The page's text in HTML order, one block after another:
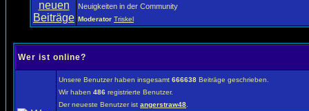
Neuigkeiten in der Community
Moderator Triskel
Wer ist online?
Unsere Benutzer haben insgesamt 666638 Beiträge geschrieben.
Wir haben 486 registrierte Benutzer.
Der neueste Benutzer ist angerstraw48